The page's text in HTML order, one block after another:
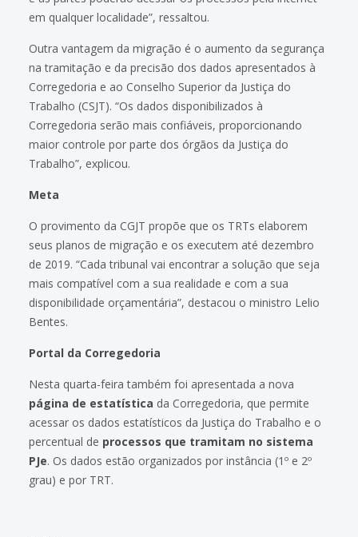
em qualquer localidade”, ressaltou.
Outra vantagem da migração é o aumento da segurança
na tramitação e da precisão dos dados apresentados à
Corregedoria e ao Conselho Superior da Justiça do
Trabalho (CSJT). “Os dados disponibilizados à
Corregedoria serão mais confiáveis, proporcionando
maior controle por parte dos órgãos da Justiça do
Trabalho”, explicou.
Meta
O provimento da CGJT propõe que os TRTs elaborem
seus planos de migração e os executem até dezembro
de 2019. “Cada tribunal vai encontrar a solução que seja
mais compatível com a sua realidade e com a sua
disponibilidade orçamentária”, destacou o ministro Lelio
Bentes.
Portal da Corregedoria
Nesta quarta-feira também foi apresentada a nova
página de estatística da Corregedoria, que permite
acessar os dados estatísticos da Justiça do Trabalho e o
percentual de processos que tramitam no sistema
PJe. Os dados estão organizados por instância (1º e 2º
grau) e por TRT.